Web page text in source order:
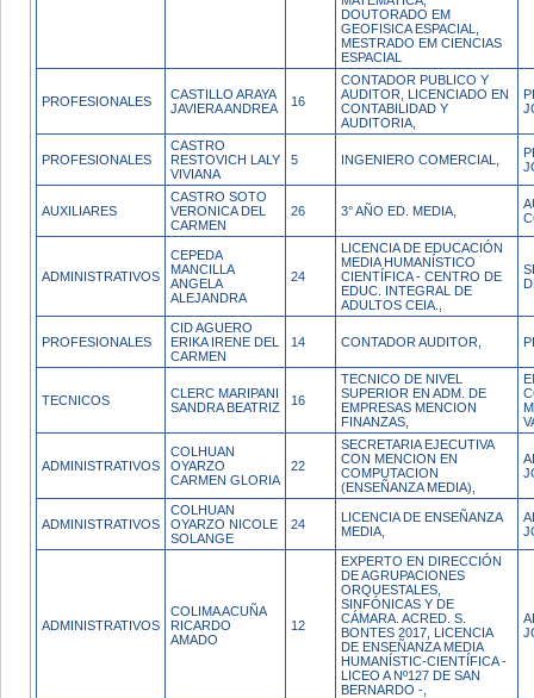
DOUTORADO EM
GEOFISICA ESPACIAL,
MESTRADO EM CIENCIAS
ESPACIAL
PROFESIONALES
CASTILLO ARAYA
JAVIERA ANDREA
16
CONTADOR PUBLICO Y
AUDITOR, LICENCIADO EN
CONTABILIDAD Y
AUDITORIA,
PROFESIONALES
CASTRO
RESTOVICH LALY
VIVIANA
5 INGENIERO COMERCIAL,
AUXILIARES
CASTRO SOTO
VERONICA DEL
CARMEN
26 3° AÑO ED. MEDIA,
ADMINISTRATIVOS
CEPEDA
MANCILLA
ANGELA
ALEJANDRA
24
LICENCIA DE EDUCACIÓN
MEDIA HUMANÍSTICO
CIENTÍFICA - CENTRO DE
EDUC. INTEGRAL DE
ADULTOS CEIA.,
PROFESIONALES
CID AGUERO
ERIKA IRENE DEL
CARMEN
14 CONTADOR AUDITOR,
TECNICOS
CLERC MARIPANI
SANDRA BEATRIZ
16
TECNICO DE NIVEL
SUPERIOR EN ADM. DE
EMPRESAS MENCION
FINANZAS,
ADMINISTRATIVOS
COLHUAN
OYARZO
CARMEN GLORIA
22
SECRETARIA EJECUTIVA
CON MENCION EN
COMPUTACION
(ENSEÑANZA MEDIA),
ADMINISTRATIVOS
COLHUAN
OYARZO NICOLE
SOLANGE
24
LICENCIA DE ENSEÑANZA
MEDIA,
ADMINISTRATIVOS
COLIMA ACUÑA
RICARDO
AMADO
12
EXPERTO EN DIRECCIÓN
DE AGRUPACIONES
ORQUESTALES,
SINFÓNICAS Y DE
CÁMARA. ACRED. S.
BONTES 2017, LICENCIA
DE ENSEÑANZA MEDIA
HUMANÍSTIC-CIENTÍFICA -
LICEO A Nº127 DE SAN
BERNARDO -,